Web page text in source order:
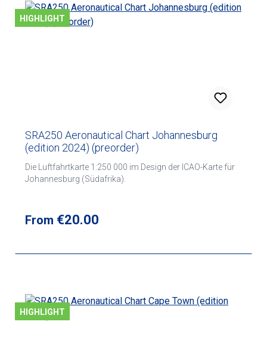
HIGHLIGHT
SRA250 Aeronautical Chart Johannesburg
(edition 2024) (preorder)
Die Luftfahrtkarte 1:250 000 im Design der ICAO-Karte für
Johannesburg (Südafrika).
Regular price:
From €20.00
HIGHLIGHT